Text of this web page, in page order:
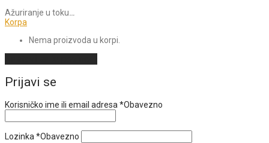
Ažuriranje u toku…
Korpa
Nema proizvoda u korpi.
Prijavi se
Korisničko ime ili email adresa *Obavezno
Lozinka *Obavezno